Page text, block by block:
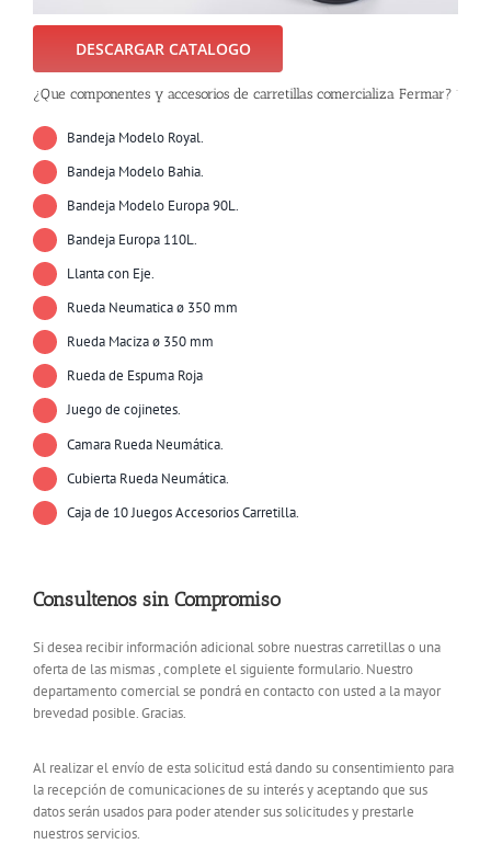
DESCARGAR CATALOGO
¿Que componentes y accesorios de carretillas comercializa Fermar?
Bandeja Modelo Royal.
Bandeja Modelo Bahia.
Bandeja Modelo Europa 90L.
Bandeja Europa 110L.
Llanta con Eje.
Rueda Neumatica ø 350 mm
Rueda Maciza ø 350 mm
Rueda de Espuma Roja
Juego de cojinetes.
Camara Rueda Neumática.
Cubierta Rueda Neumática.
Caja de 10 Juegos Accesorios Carretilla.
Consultenos sin Compromiso
Si desea recibir información adicional sobre nuestras carretillas o una
oferta de las mismas , complete el siguiente formulario. Nuestro
departamento comercial se pondrá en contacto con usted a la mayor
brevedad posible. Gracias.
Al realizar el envío de esta solicitud está dando su consentimiento para
la recepción de comunicaciones de su interés y aceptando que sus
datos serán usados para poder atender sus solicitudes y prestarle
nuestros servicios.